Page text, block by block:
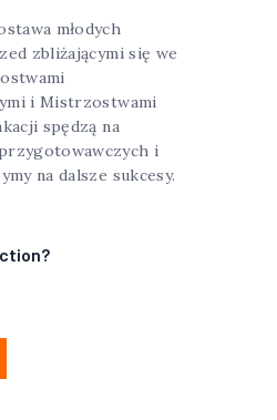
młodych
zbliżającymi się we
i Mistrzostwami
spędzą na
i
na dalsze sukcesy.